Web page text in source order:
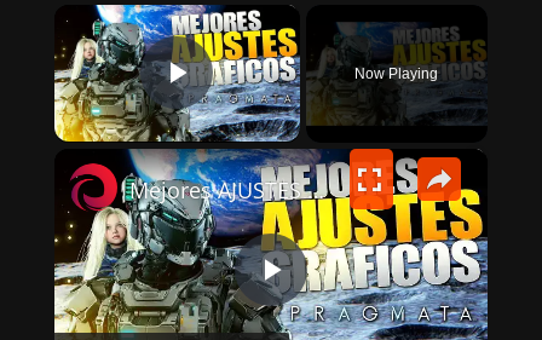
×
PLAY VIDEO
Now Playing
×
P
Mejores AJUSTES GRÁFICOS de PRAGMATA en PC para MÁS FPS